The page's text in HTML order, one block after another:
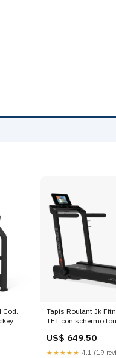
Cod.
Tapis Roulant Jk
TFT con schermo
Kinomap - Velocità
Motore 3.0 Hp - Peso
US$ 649.50
★★★★★ 4.1 (19